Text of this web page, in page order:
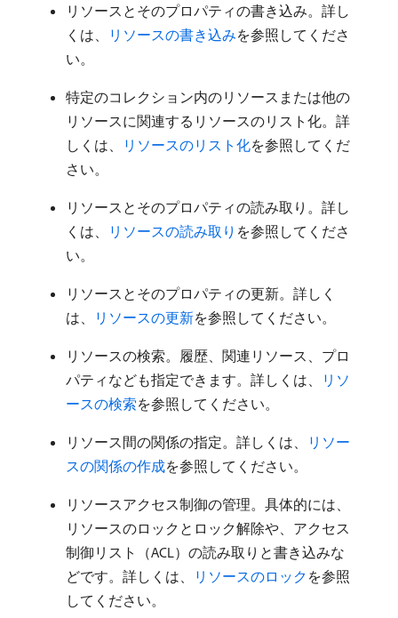
リソースとそのプロパティの書き込み。詳し
くは、
リソースの書き込みを参照してくださ
い。
特定のコレクション内のリソースまたは他の
リソースに関連するリソースのリスト化。詳
しくは、
リソースのリスト化を参照してくだ
さい。
リソースとそのプロパティの読み取り。詳し
くは、
リソースの読み取り を参照してくださ
い。
リソースとそのプロパティの更新。詳しく
は、
リソースの更新を参照してください。
リソースの検索。履歴、関連リソース、プロ
パティなども指定できます。詳しくは、
リソ
ースの検索を参照してください。
リソース間の関係の指定。詳しくは、
リソー
スの関係の作成を参照してください。
リソースアクセス制御の管理。具体的には、
リソースのロックとロック解除や、アクセス
制御リスト（ACL）の読み取りと書き込みな
どです。詳しくは、
リソースのロック を参照
してください。